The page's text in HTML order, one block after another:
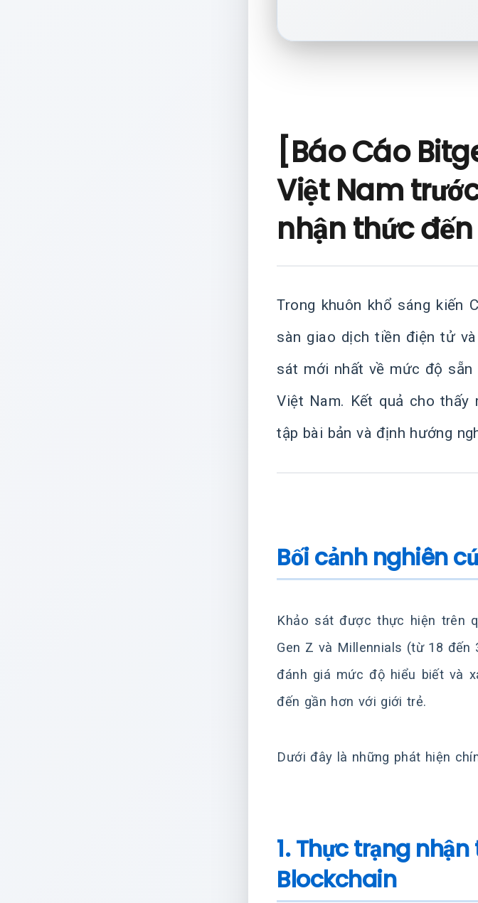
[Báo Cáo
Việt Nam
nhận thức
Trong khuôn khổ sáng kiến
sàn giao dịch tiền điện tử
sát mới nhất về mức độ sẵn
Việt Nam. Kết quả cho
tập bài bản và định hướng
Bối cảnh nghiên
Khảo sát được thực hiện trên
Gen Z và Millennials (từ 18
đánh giá mức độ hiểu biết và
đến gần hơn với giới trẻ.
Dưới đây là những phát hiện
1. Thực trạng
Blockchain